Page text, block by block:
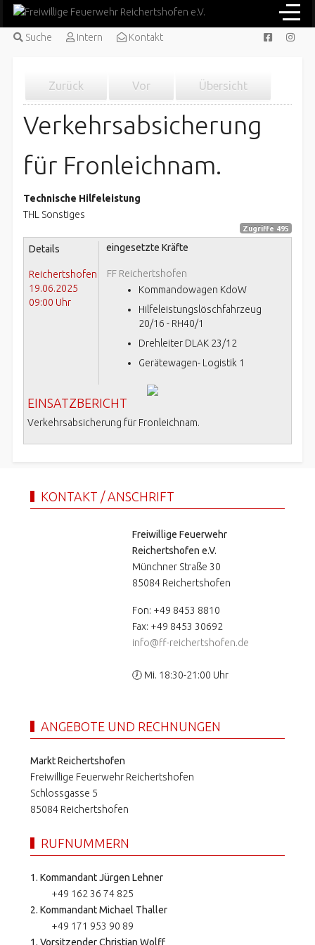
Suche Intern Kontakt
Zurück Vor Übersicht
Verkehrsabsicherung
für Fronleichnam.
Technische Hilfeleistung
THL Sonstiges
Zugriffe 495
Details
Reichertshofen
19.06.2025
09:00 Uhr
eingesetzte Kräfte
FF Reichertshofen
Kommandowagen KdoW
Hilfeleistungslöschfahrzeug
20/16 - RH40/1
Drehleiter DLAK 23/12
Gerätewagen- Logistik 1
EINSATZBERICHT
Verkehrsabsicherung für Fronleichnam.
KONTAKT / ANSCHRIFT
Freiwillige Feuerwehr
Reichertshofen e.V.
Münchner Straße 30
85084 Reichertshofen
Fon: +49 8453 8810
Fax: +49 8453 30692
info@ff-reichertshofen.de
🕖 Mi. 18:30-21:00 Uhr
ANGEBOTE UND RECHNUNGEN
Markt Reichertshofen
Freiwillige Feuerwehr Reichertshofen
Schlossgasse 5
85084 Reichertshofen
RUFNUMMERN
1. Kommandant Jürgen Lehner
+49 162 36 74 825
2. Kommandant Michael Thaller
+49 171 953 90 89
1. Vorsitzender Christian Wolff